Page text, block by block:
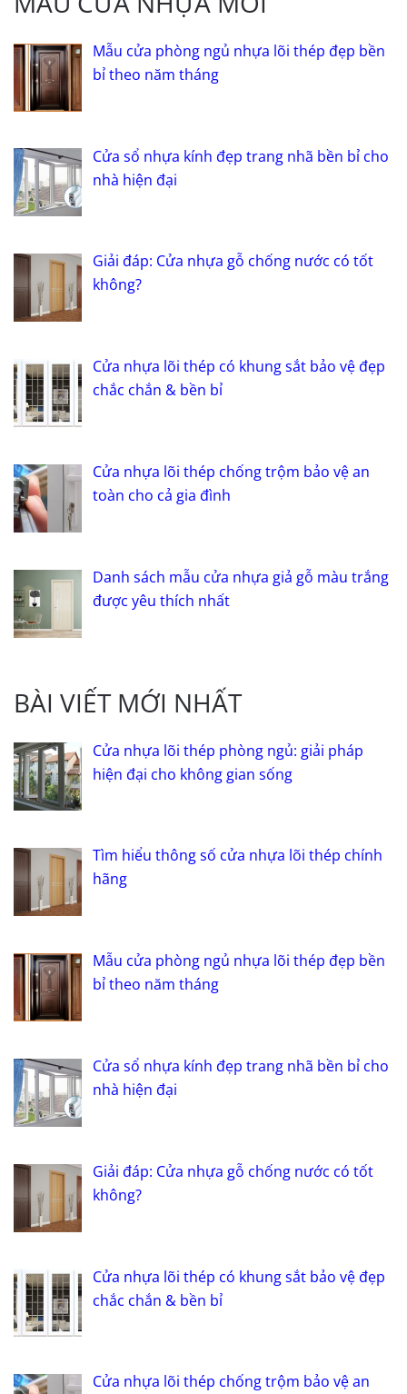
Mẫu cửa phòng ngủ nhựa lõi thép đẹp bền
bỉ theo năm tháng
Cửa sổ nhựa kính đẹp trang nhã bền bỉ cho
nhà hiện đại
Giải đáp: Cửa nhựa gỗ chống nước có tốt
không?
Cửa nhựa lõi thép có khung sắt bảo vệ đẹp
chắc chắn & bền bỉ
Cửa nhựa lõi thép chống trộm bảo vệ an
toàn cho cả gia đình
Danh sách mẫu cửa nhựa giả gỗ màu trắng
được yêu thích nhất
BÀI VIẾT MỚI NHẤT
Cửa nhựa lõi thép phòng ngủ: giải pháp
hiện đại cho không gian sống
Tìm hiểu thông số cửa nhựa lõi thép chính
hãng
Mẫu cửa phòng ngủ nhựa lõi thép đẹp bền
bỉ theo năm tháng
Cửa sổ nhựa kính đẹp trang nhã bền bỉ cho
nhà hiện đại
Giải đáp: Cửa nhựa gỗ chống nước có tốt
không?
Cửa nhựa lõi thép có khung sắt bảo vệ đẹp
chắc chắn & bền bỉ
Cửa nhựa lõi thép chống trộm bảo vệ an